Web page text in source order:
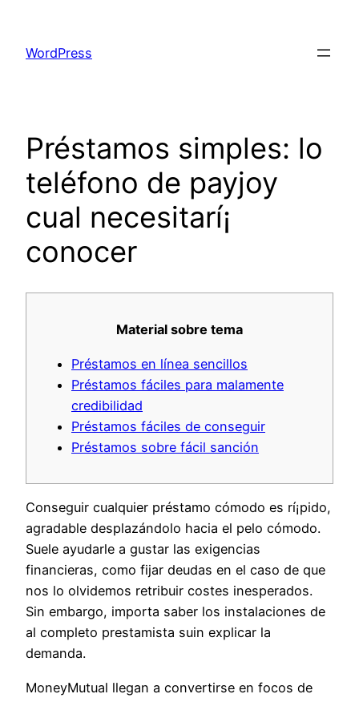
content
WordPress
Préstamos simples: lo
teléfono de payjoy
cual necesitarí¡
conocer
Material sobre tema
Préstamos en línea sencillos
Préstamos fáciles para malamente
credibilidad
Préstamos fáciles de conseguir
Préstamos sobre fácil sanción
Conseguir cualquier préstamo cómodo es rí¡pido,
agradable desplazándolo hacia el pelo cómodo.
Suele ayudarle a gustar las exigencias
financieras, como fijar deudas en el caso de que
nos lo olvidemos retribuir costes inesperados.
Sin embargo, importa saber los instalaciones de
al completo prestamista suin explicar la
demanda.
MoneyMutual llegan a convertirse en focos de